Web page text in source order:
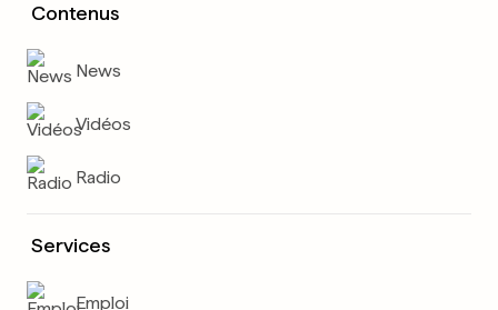
Contenus
News
Vidéos
Radio
Services
Emploi